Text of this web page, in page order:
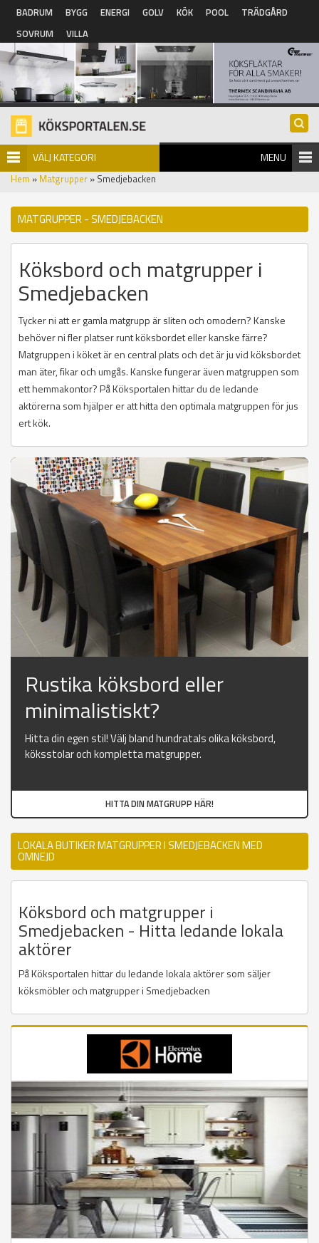
Hoppa till huvudinnehåll
BADRUM BYGG ENERGI GOLV KÖK POOL
TRÄDGÅRD
SOVRUM
VILLA
VÄLJ KATEGORI MENU
Hem » Matgrupper » Smedjebacken
MATGRUPPER - SMEDJEBACKEN
Köksbord och matgrupper i
Smedjebacken
Tycker ni att er gamla matgrupp är sliten och omodern? Kanske
behöver ni fler platser runt köksbordet eller kanske färre?
Matgruppen i köket är en central plats och det är ju vid köksbordet
man äter, fikar och umgås. Kanske fungerar även matgruppen som
ett hemmakontor? På Köksportalen hittar du de ledande
aktörerna som hjälper er att hitta den optimala matgruppen för jus
ert kök.
Rustika köksbord eller
minimalistiskt?
Hitta din egen stil! Välj bland hundratals olika köksbord,
köksstolar och kompletta matgrupper.
HITTA DIN MATGRUPP HÄR!
LOKALA BUTIKER MATGRUPPER I SMEDJEBACKEN MED
OMNEJD
Köksbord och matgrupper i
Smedjebacken - Hitta ledande lokala
aktörer
På Köksportalen hittar du ledande lokala aktörer som säljer
köksmöbler och matgrupper i Smedjebacken